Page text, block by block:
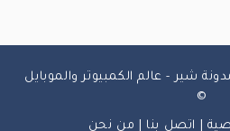
شير - عالم الكمبيوتر والموبايل
©
اتصل بنا من نحن